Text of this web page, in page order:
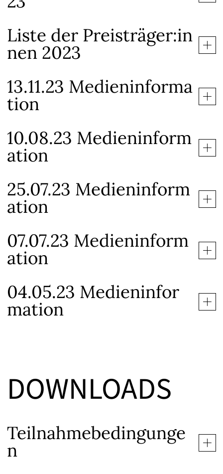
Liste der Preisträger:in
nen 2023
13.11.23 Medieninforma
tion
10.08.23 Medieninform
ation
25.07.23 Medieninform
ation
07.07.23 Medieninform
ation
04.05.23 Medieninfor
mation
DOWNLOADS
Teilnahmebedingunge
n